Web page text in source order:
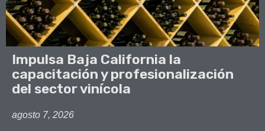
Impulsa Baja California la
capacitación y profesionalización
del sector vinícola
agosto 7, 2026